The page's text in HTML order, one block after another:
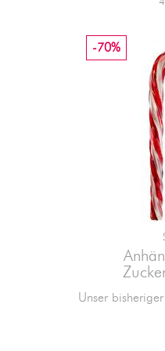
Unser bisheriger
-70%